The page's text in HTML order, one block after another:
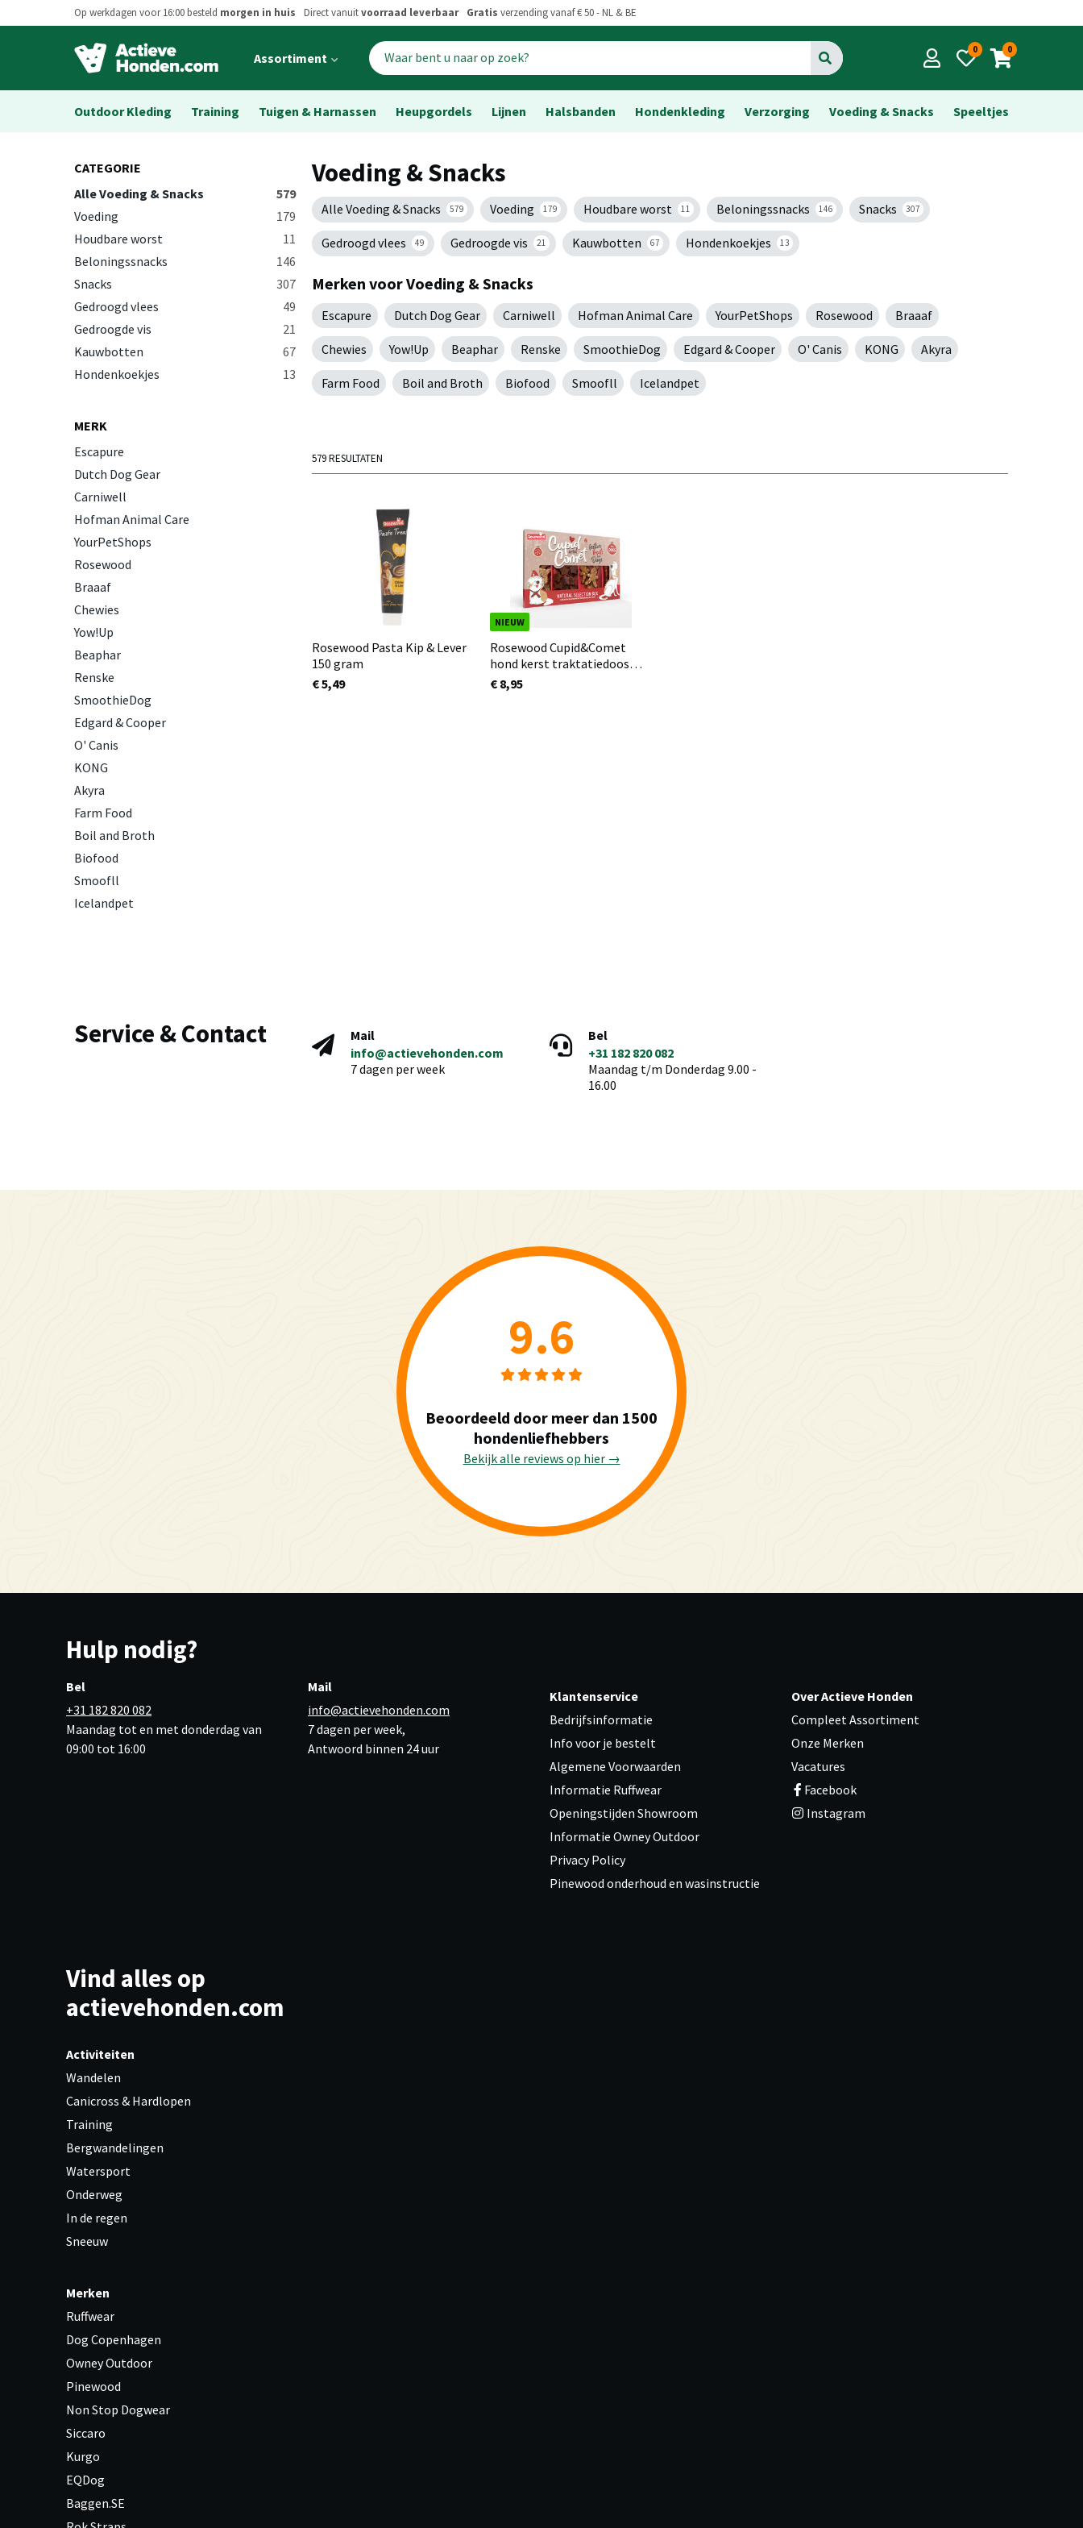
Op werkdagen voor 16:00 besteld morgen in huis Direct vanuitvoorraad leverbaar Gratis verzending vanaf € 50 - NL & BE
Open
menu
Assortiment Go 0 0
Outdoor Kleding Training Tuigen & Harnassen Heupgordels Lijnen Halsbanden Hondenkleding Verzorging Voeding & Snacks Speeltjes
CATEGORIE
Alle Voeding & Snacks
579
Voeding
179
Houdbare worst
11
Beloningssnacks
146
Snacks
307
Gedroogd vlees
49
Gedroogde vis
21
Kauwbotten
67
Hondenkoekjes
13
MERK
Escapure
Dutch Dog Gear
Carniwell
Hofman Animal Care
YourPetShops
Rosewood
Braaaf
Chewies
Yow!Up
Beaphar
Renske
SmoothieDog
Edgard & Cooper
O' Canis
KONG
Akyra
Farm Food
Boil and Broth
Biofood
Smoofll
Icelandpet
Voeding & Snacks
Alle Voeding & Snacks 579 Voeding 179 Houdbare worst 11 Beloningssnacks 146 Snacks 307
Gedroogd vlees 49 Gedroogde vis 21 Kauwbotten 67 Hondenkoekjes 13
Merken voor Voeding & Snacks
Escapure Dutch Dog Gear Carniwell Hofman Animal Care YourPetShops Rosewood Braaaf
Chewies Yow!Up Beaphar Renske SmoothieDog Edgard & Cooper O' Canis KONG Akyra
Farm Food Boil and Broth Biofood Smoofll Icelandpet
579 RESULTATEN
Rosewood Pasta Kip & Lever
150 gram
€ 5,49
NIEUW
Rosewood Cupid&Comet
hond kerst traktatiedoos
natural 175gr
€ 8,95
Service & Contact
Mail
info@actievehonden.com
7 dagen per week
Bel
+31 182 820 082
Maandag t/m Donderdag 9.00 -
16.00
9.6
Beoordeeld door meer dan 1500
hondenliefhebbers
Bekijk alle reviews op hier →
Hulp nodig?
Bel
+31 182 820 082
Maandag tot en met donderdag van
09:00 tot 16:00
Mail
info@actievehonden.com
7 dagen per week,
Antwoord binnen 24 uur
Klantenservice
Bedrijfsinformatie
Info voor je bestelt
Algemene Voorwaarden
Informatie Ruffwear
Openingstijden Showroom
Informatie Owney Outdoor
Privacy Policy
Pinewood onderhoud en wasinstructie
Over Actieve Honden
Compleet Assortiment
Onze Merken
Vacatures
Facebook
Instagram
Vind alles op
actievehonden.com
Activiteiten
Wandelen
Canicross & Hardlopen
Training
Bergwandelingen
Watersport
Onderweg
In de regen
Sneeuw
Merken
Ruffwear
Dog Copenhagen
Owney Outdoor
Pinewood
Non Stop Dogwear
Siccaro
Kurgo
EQDog
Baggen.SE